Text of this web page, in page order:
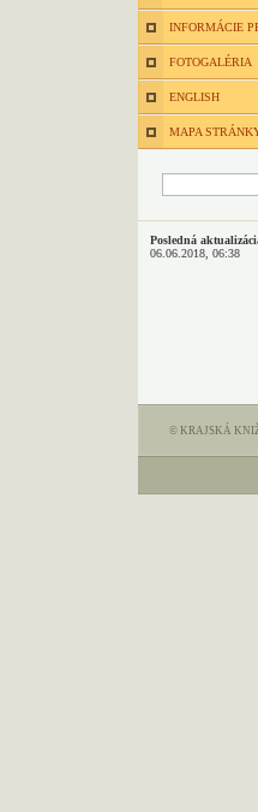
INFORMÁCIE
FOTOGALÉRIA
ENGLISH
MAPA
Posledná
06.06.2018, 06:38
© KRAJSKÁ